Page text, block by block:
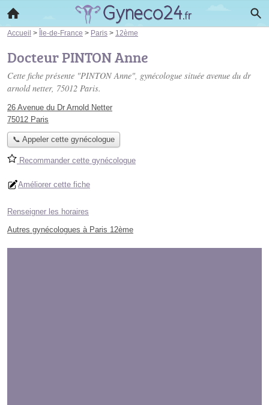
Accueil > Île-de-France > Paris > 12ème
Docteur PINTON Anne
Cette fiche présente "PINTON Anne", gynécologue située avenue du dr
arnold netter, 75012 Paris.
26 Avenue du Dr Arnold Netter
75012 Paris
📞 Appeler cette gynécologue
Recommander cette gynécologue
Améliorer cette fiche
Renseigner les horaires
Autres gynécologues à Paris 12ème